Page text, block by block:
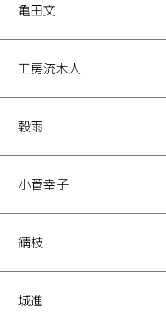
亀田文
工房流木人
穀雨
小菅幸子
錆枝
城進